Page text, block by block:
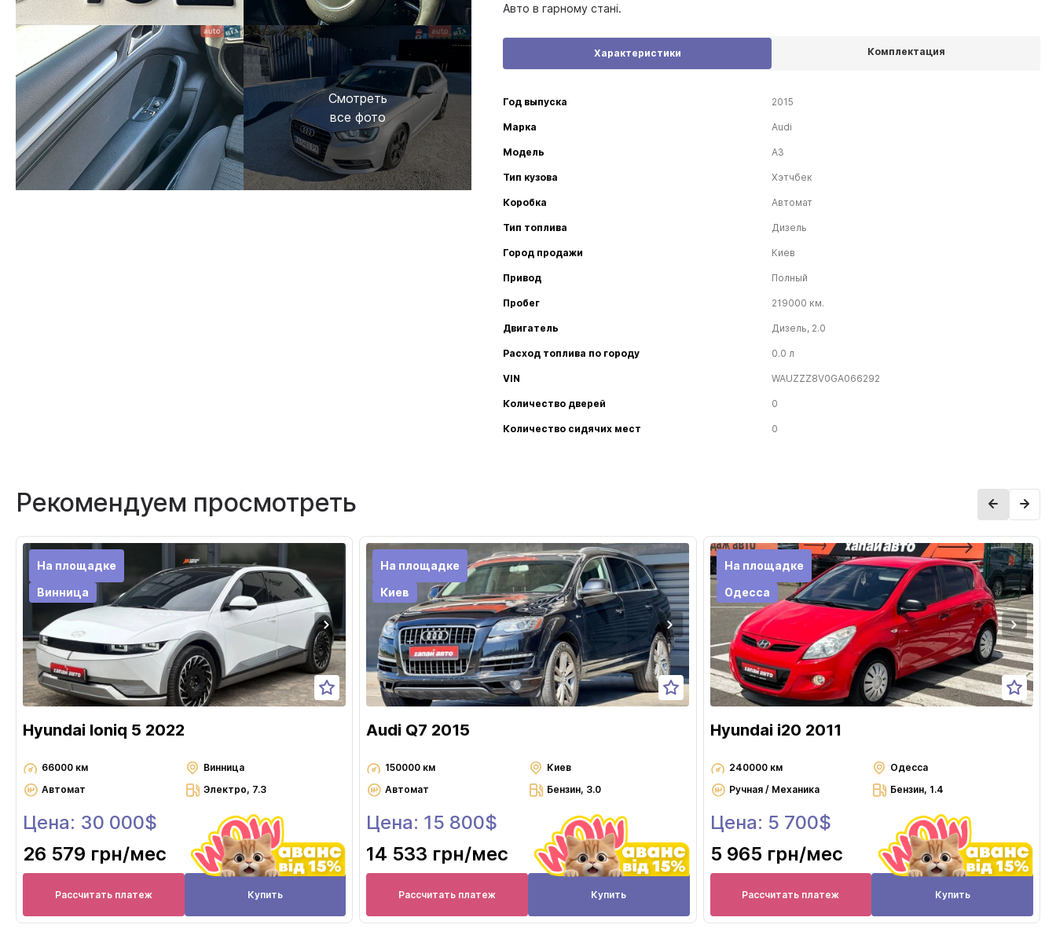
Смотреть
все фото
Авто в гарному стані.
Характеристики Комплектация
Год выпуска 2015
Марка Audi
Модель A3
Тип кузова Хэтчбек
Коробка Автомат
Тип топлива Дизель
Город продажи Киев
Привод Полный
Пробег 219000 км.
Двигатель Дизель, 2.0
Расход топлива по городу 0.0 л
VIN WAUZZZ8V0GA066292
Количество дверей 0
Количество сидячих мест 0
Рекомендуем просмотреть
На площадке
Винница
Hyundai Ioniq 5 2022
66000 км
Винница
Автомат
Электро, 7.3
Цена: 30 000$
26 579 грн/мес
Рассчитать платеж Купить
На площадке
Киев
Audi Q7 2015
150000 км
Киев
Автомат
Бензин, 3.0
Цена: 15 800$
14 533 грн/мес
Рассчитать платеж Купить
На площадке
Одесса
Hyundai i20 2011
240000 км
Одесса
Ручная / Механика
Бензин, 1.4
Цена: 5 700$
5 965 грн/мес
Рассчитать платеж Купить